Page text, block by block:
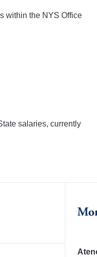
within the NYS Office
salaries, currently